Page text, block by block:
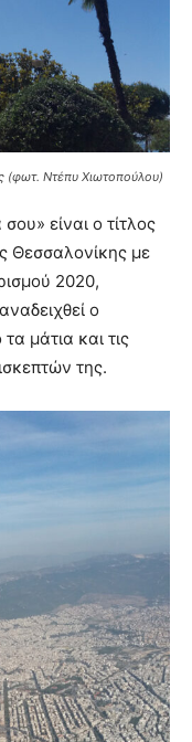
(φωτ. Ντέπυ Χιωτοπούλου)
είναι ο τίτλος
Θεσσαλονίκης με
2020,
ο
μάτια και τις
της.